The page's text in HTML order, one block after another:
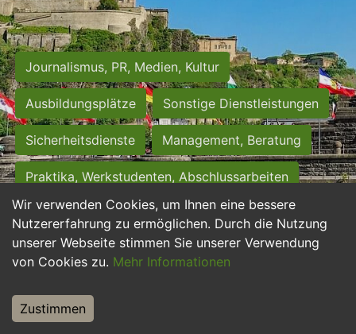
Wir verwenden Cookies, um Ihnen eine bessere
Nutzererfahrung zu ermöglichen. Durch die Nutzung
unserer Webseite stimmen Sie unserer Verwendung
von Cookies zu. Mehr Informationen
Zustimmen
Journalismus, PR, Medien, Kultur
Ausbildungsplätze Sonstige Dienstleistungen
Sicherheitsdienste Management, Beratung
Praktika, Werkstudenten, Abschlussarbeiten
Personalwesen Assistenz, Sekretariat
Hilfskräfte, Aushilfs- und Nebenjobs
Weiterbildung, Studium, duale Ausbildung